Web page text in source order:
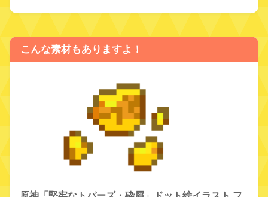
こんな素材もありますよ！